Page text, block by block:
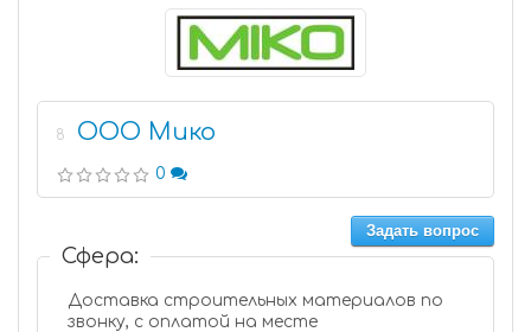
8 ООО Мико
0
Задать вопрос
Сфера:
Доставка строительных материалов по
звонку, с оплатой на месте